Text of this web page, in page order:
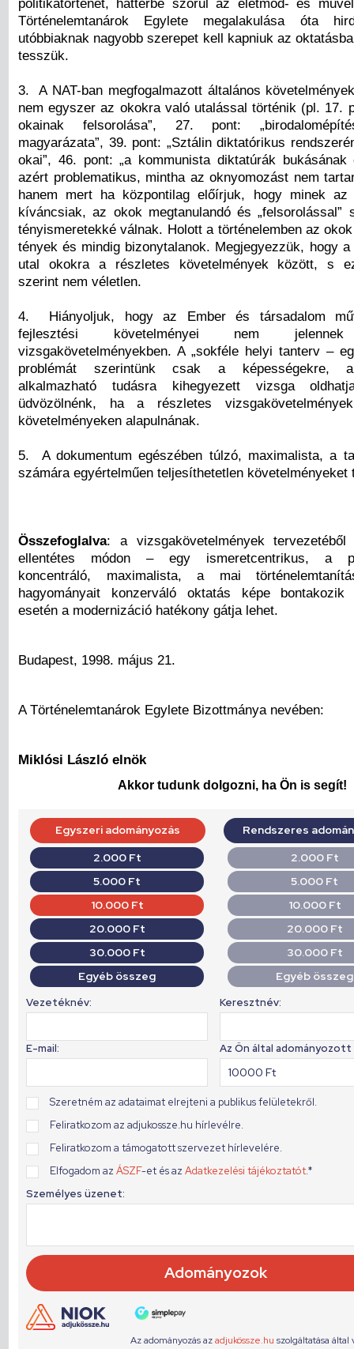
politikatörténet, háttérbe szorul az életmód- és
Történelemtanárok Egylete megalakulása óta
utóbbiaknak nagyobb szerepet kell kapniuk az
tesszük.
3. A NAT-ban megfogalmazott általános
nem egyszer az okokra való utalással történik (pl. 17.
okainak felsorolása”, 27. pont:
magyarázata”, 39. pont: „Sztálin diktatórikus
okai”, 46. pont: „a kommunista diktatúrák bukásának
azért problematikus, mintha az oknyomozást nem
hanem mert ha központilag előírjuk, hogy minek az
kíváncsiak, az okok megtanulandó és „felsorolással”
tényismeretekké válnak. Holott a történelemben az
tények és mindig bizonytalanok. Megjegyezzük, hogy
utal okokra a részletes követelmények között, s
szerint nem véletlen.
4. Hiányoljuk, hogy az Ember és társadalom
fejlesztési követelményei nem
vizsgakövetelményekben. A „sokféle helyi tanterv –
problémát szerintünk csak a képességekre, a
alkalmazható tudásra kihegyezett vizsga
üdvözölnénk, ha a részletes
követelményeken alapulnának.
5. A dokumentum egészében túlzó, maximalista, a
számára egyértelműen teljesíthetetlen követelményeket
Összefoglalva: a vizsgakövetelmények tervezetéből
ellentétes módon – egy ismeretcentrikus, a
koncentráló, maximalista, a mai
hagyományait konzerváló oktatás képe
esetén a modernizáció hatékony gátja lehet.
Budapest, 1998. május 21.
A Történelemtanárok Egylete Bizottmánya nevében:
Miklósi László elnök
Akkor tudunk dolgozni, ha Ön is segít!